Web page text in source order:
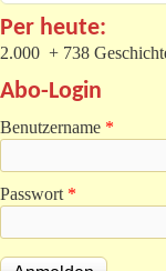
Per heute:
2.000 + 738
Abo-Login
Benutzername *
Passwort *